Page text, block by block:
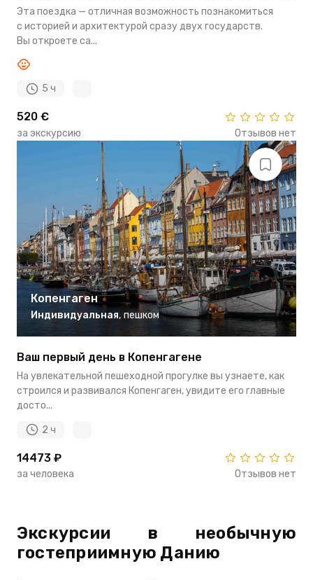
Эта поездка — отличная возможность познакомиться
с историей и архитектурой сразу двух государств.
Вы откроете са...
5 ч
520 €
за экскурсию Отзывов нет
Копенгаген
Индивидуальная, пешком
Ваш первый день в Копенгагене
На увлекательной пешеходной прогулке вы узнаете, как
строился и развивался Копенгаген, увидите его главные
досто...
2 ч
14473 ₽
за человека Отзывов нет
Экскурсии в необычную
гостеприимную Данию